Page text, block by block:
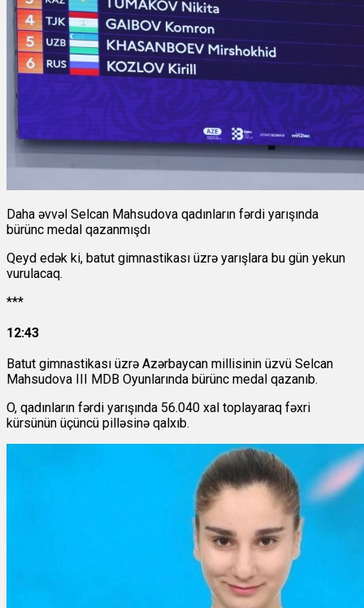
Daha əvvəl Selcan Mahsudova qadınların fərdi yarışında
bürünc medal qazanmışdı
Qeyd edək ki, batut gimnastikası üzrə yarışlara bu gün yekun
vurulacaq.
***
12:43
Batut gimnastikası üzrə Azərbaycan millisinin üzvü Selcan
Mahsudova III MDB Oyunlarında bürünc medal qazanıb.
O, qadınların fərdi yarışında 56.040 xal toplayaraq fəxri
kürsünün üçüncü pilləsinə qalxıb.